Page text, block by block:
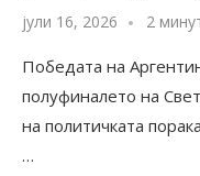
јули 16, 2026 2
Победата на
полуфиналето на
на политичката
…